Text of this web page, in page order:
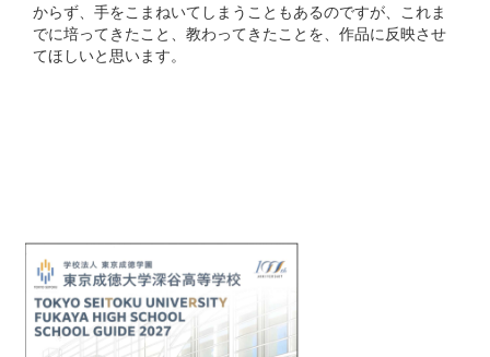
からず、手をこまねいてしまうこともあるのですが、これま
でに培ってきたこと、教わってきたことを、作品に反映させ
てほしいと思います。